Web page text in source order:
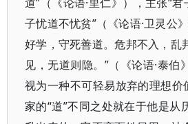
子忧道不忧贫”（《论语·卫灵公
好学，守死善道。危邦不入，乱
见，无道则隐。”（《论语·泰伯
视为一种不可轻易放弃的理想价
家的“道”不同之处就在于他是从